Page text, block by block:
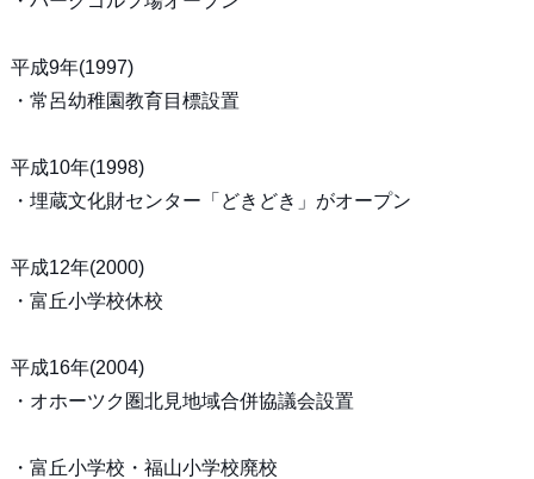
平成9年(1997)
・常呂幼稚園教育目標設置
平成10年(1998)
・埋蔵文化財センター「どきどき」がオープン
平成12年(2000)
・富丘小学校休校
平成16年(2004)
・オホーツク圏北見地域合併協議会設置
・富丘小学校・福山小学校廃校